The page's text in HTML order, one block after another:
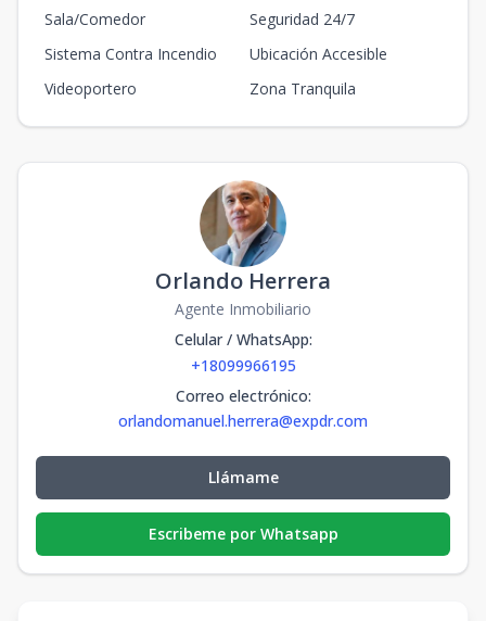
Sala/Comedor
Seguridad 24/7
Sistema Contra Incendio
Ubicación Accesible
Videoportero
Zona Tranquila
Orlando Herrera
Agente Inmobiliario
Celular / WhatsApp:
+18099966195
Correo electrónico:
orlandomanuel.herrera@expdr.com
Llámame
Escribeme por Whatsapp